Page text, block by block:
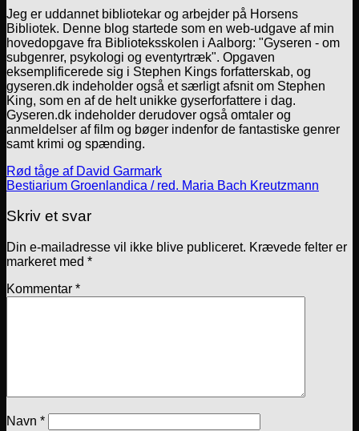
Jeg er uddannet bibliotekar og arbejder på Horsens
Bibliotek. Denne blog startede som en web-udgave af min
hovedopgave fra Biblioteksskolen i Aalborg: "Gyseren - om
subgenrer, psykologi og eventyrtræk". Opgaven
eksemplificerede sig i Stephen Kings forfatterskab, og
gyseren.dk indeholder også et særligt afsnit om Stephen
King, som en af de helt unikke gyserforfattere i dag.
Gyseren.dk indeholder derudover også omtaler og
anmeldelser af film og bøger indenfor de fantastiske genrer
samt krimi og spænding.
Rød tåge af David Garmark
Bestiarium Groenlandica / red. Maria Bach Kreutzmann
Skriv et svar
Din e-mailadresse vil ikke blive publiceret. Krævede felter er
markeret med *
Kommentar *
Navn *